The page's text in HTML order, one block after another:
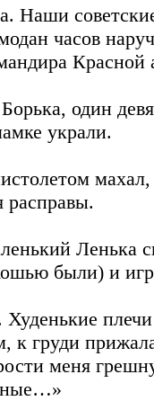
Наши
часов
Красной
один
украли.
расправы.
Ленька
были) и
груди
меня